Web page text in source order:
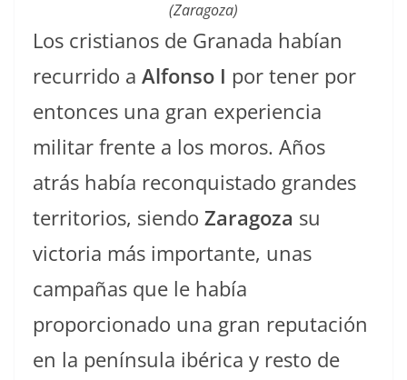
(Zaragoza)
Los cristianos de Granada habían
recurrido a Alfonso I por tener por
entonces una gran experiencia
militar frente a los moros. Años
atrás había reconquistado grandes
territorios, siendo Zaragoza su
victoria más importante, unas
campañas que le había
proporcionado una gran reputación
en la península ibérica y resto de